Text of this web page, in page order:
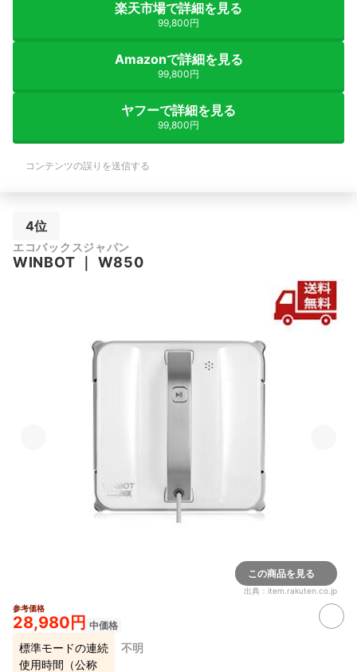
楽天市場で詳細を見る
99,800円
Amazonで詳細を見る
99,800円
ヤフーで詳細を見る
99,800円
コンテンツの誤りを送信する
4位
エコバックスジャパン
WINBOT ｜ W850
この商品を見る
出典： item.rakuten.co.jp
参考価格
28,980円 中価格
標準モードの連続
使用時間（公称
不明